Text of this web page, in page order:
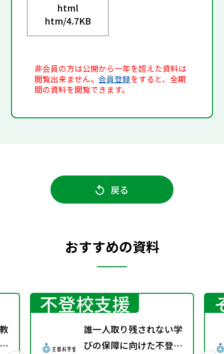
html
htm/4.7KB
非会員の方は公開から一年を超えた資料は
閲覧出来ません。会員登録をすると、全期
間の資料を閲覧できます。
戻る
おすすめの資料
不登校支援
誰一人取り残されない学
びの保障に向けた不登校